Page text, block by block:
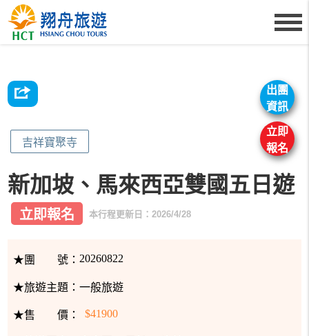
出團
資訊
立即
報名
吉祥寶聚寺
新加坡、馬來西亞雙國五日遊
立即報名 本行程更新日：2026/4/28
★團 號：20260822
★旅遊主題：一般旅遊
★售 價： $41900